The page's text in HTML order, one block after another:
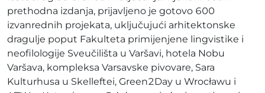
prethodna izdanja, prijavljeno je gotovo 600
izvanrednih projekata, uključujući arhitektonske
dragulje poput Fakulteta primijenjene lingvistike i
neofilologije Sveučilišta u Varšavi, hotela Nobu
Varšava, kompleksa Varsavske pivovare, Sara
Kulturhusa u Skelleftei, Green2Day u Wrocławu i